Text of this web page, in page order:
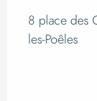
8 place des
les-Poêles